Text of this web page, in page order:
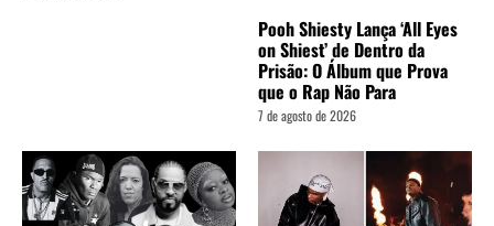
Pooh Shiesty Lança ‘All Eyes
on Shiest’ de Dentro da
Prisão: O Álbum que Prova
que o Rap Não Para
7 de agosto de 2026